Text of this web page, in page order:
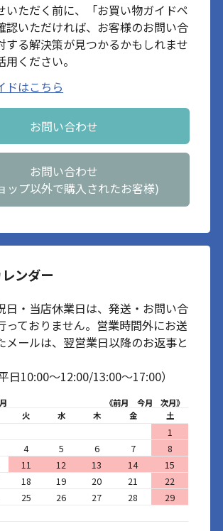
いただく前に、「お買い物ガイドペ
認いただければ、お客様のお問い合
する解決策が見つかるかもしれませ
ください。
ドはこちら
お問い合わせ
お問い合わせ
ップ以外で購入されたお客様)
ンダー
・当店休業日は、発送・お問い合
っておりません。営業時間外にお送
メールは、翌営業日以降のお返事と
日10:00～12:00/13:00～17:00）
《前月 今月
次月》
火 水 木 金 土
1
4 5 6 7
8
11 12 13 14
15
18 19 20 21
22
25 26 27 28
29